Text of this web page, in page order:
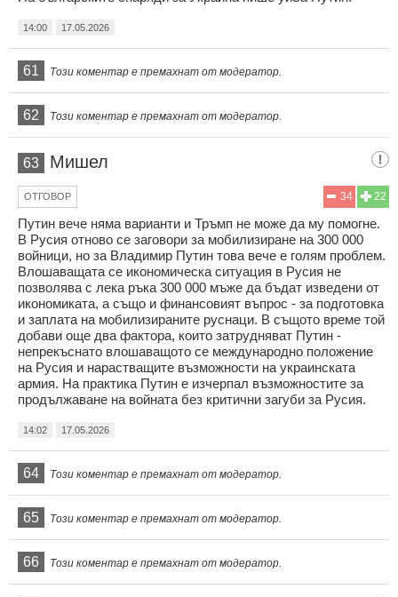
14:00 17.05.2026
61 Този коментар е премахнат от модератор.
62 Този коментар е премахнат от модератор.
63 Мишел
22
34
ОТГОВОР
Путин вече няма варианти и Тръмп не може да му помогне.
В Русия отново се заговори за мобилизиране на 300 000
войници, но за Владимир Путин това вече е голям проблем.
Влошаващата се икономическа ситуация в Русия не
позволява с лека ръка 300 000 мъже да бъдат изведени от
икономиката, а също и финансовият въпрос - за подготовка
и заплата на мобилизираните руснаци. В същото време той
добави още два фактора, които затрудняват Путин -
непрекъснато влошаващото се международно положение
на Русия и нарастващите възможности на украинската
армия. На практика Путин е изчерпал възможностите за
продължаване на войната без критични загуби за Русия.
14:02 17.05.2026
64 Този коментар е премахнат от модератор.
65 Този коментар е премахнат от модератор.
66 Този коментар е премахнат от модератор.